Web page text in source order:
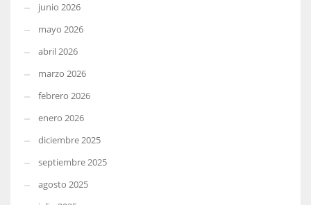
junio 2026
mayo 2026
abril 2026
marzo 2026
febrero 2026
enero 2026
diciembre 2025
septiembre 2025
agosto 2025